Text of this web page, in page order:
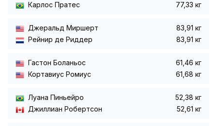
Карлос Пратес
77,33 кг
Джеральд Миршерт
83,91 кг
Рейнир де Риддер
83,91 кг
Гастон Боланьос
61,46 кг
Кортавиус Ромиус
61,68 кг
Луана Пиньейро
52,38 кг
Джиллиан Робертсон
52,61 кг